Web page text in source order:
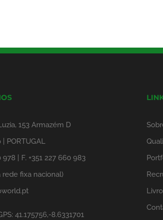
153 Armazém D
| PORTUGAL
978 | F. +351 227 660 983
rede fixa nacional)
41.175756,-8.6331701